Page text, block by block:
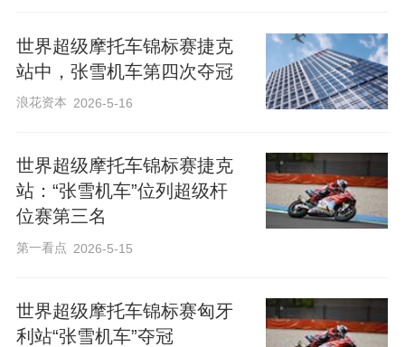
世界超级摩托车锦标赛捷克
站中，张雪机车第四次夺冠
浪花资本 2026-5-16
世界超级摩托车锦标赛捷克
站：“张雪机车”位列超级杆
位赛第三名
第一看点 2026-5-15
世界超级摩托车锦标赛匈牙
利站“张雪机车”夺冠